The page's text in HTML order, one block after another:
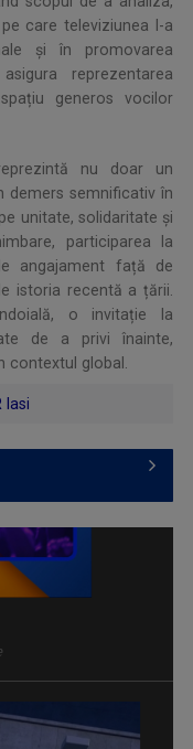
care televiziunea l-a
și în promovarea
reprezentarea
generos vocilor
nu doar un
demers semnificativ în
unitate, solidaritate și
participarea la
angajament față de
istoria recentă a țării.
o invitație la
de a privi înainte,
contextul global.
Iasi